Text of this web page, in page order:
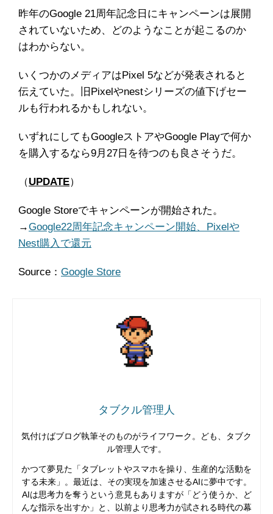
昨年のGoogle 21周年記念日にキャンペーンは展開
されていないため、どのようなことが起こるのか
はわからない。
いくつかのメディアはPixel 5などが発表されると
伝えていた。旧Pixelやnestシリーズの値下げセー
ルも行われるかもしれない。
いずれにしてもGoogleストアやGoogle Playで何か
を購入するなら9月27日を待つのも良さそうだ。
（UPDATE）
Google Storeでキャンペーンが開始された。
→Google22周年記念キャンペーン開始、Pixelや
Nest購入で還元
Source： Google Store
タブクル管理人
気付けばブログ執筆そのものがライフワーク。ども、タブク
ル管理人です。
かつて夢見た「タブレットやスマホを操り、生産的な活動を
する未来」。最近は、その実現を加速させるAIに夢中です。
AIは思考力を奪うという意見もありますが「どう使うか、ど
んな指示を出すか」と、以前より思考力が試される時代の幕